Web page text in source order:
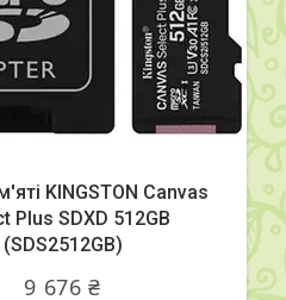
KINGSTON Canvas
Plus SDXD 512GB
(SDS2512GB)
9 676 ₴